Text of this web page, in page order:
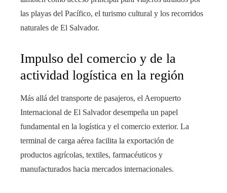
las playas del Pacífico, el turismo cultural y los recorridos
naturales de El Salvador.
Impulso del comercio y de la
actividad logística en la región
Más allá del transporte de pasajeros, el Aeropuerto
Internacional de El Salvador desempeña un papel
fundamental en la logística y el comercio exterior. La
terminal de carga aérea facilita la exportación de
productos agrícolas, textiles, farmacéuticos y
manufacturados hacia mercados internacionales.